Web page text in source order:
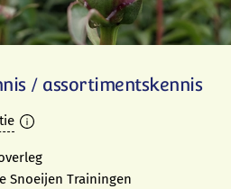
/ assortimentskennis
Snoeijen Trainingen